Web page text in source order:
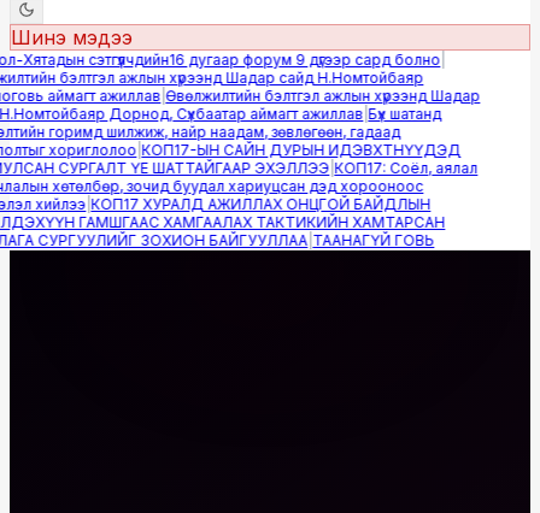
Шинэ мэдээ
сэтгүүлчдийн16 дугаар форум 9 дүгээр сард болно|
бэлтгэл ажлын хүрээнд Шадар сайд Н.Номтойбаяр
аймагт ажиллав|Өвөлжилтийн бэлтгэл ажлын хүрээнд Шадар
Дорнод, Сүхбаатар аймагт ажиллав|Бүх шатанд
горимд шилжиж, найр наадам, зөвлөгөөн, гадаад
хориглолоо|КОП17-ЫН САЙН ДУРЫН ИДЭВХТНҮҮДЭД
СУРГАЛТ ҮЕ ШАТТАЙГААР ЭХЭЛЛЭЭ|КОП17: Соёл, аялал
хөтөлбөр, зочид буудал хариуцсан дэд хорооноос
хийлээ|КОП17 ХУРАЛД АЖИЛЛАХ ОНЦГОЙ БАЙДЛЫН
ГАМШГААС ХАМГААЛАХ ТАКТИКИЙН ХАМТАРСАН
СУРГУУЛИЙГ ЗОХИОН БАЙГУУЛЛАА|ТААНАГҮЙ ГОВЬ